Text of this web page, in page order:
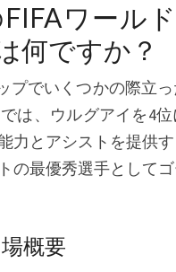
の
成
績、
ク
ラ
ブ
成
ワール
何ですか？
プでいくつかの際立
は、ウルグアイを4
力とアシストを提供
の最優秀選手として
概要